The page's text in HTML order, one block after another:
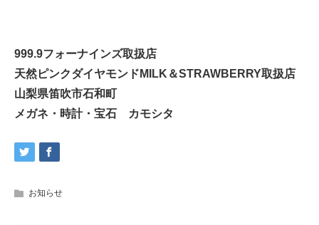
999.9フォーナインズ取扱店
天然ピンクダイヤモンドMILK＆STRAWBERRY取扱店
山梨県笛吹市石和町
メガネ・時計・宝石 カモシタ
お知らせ